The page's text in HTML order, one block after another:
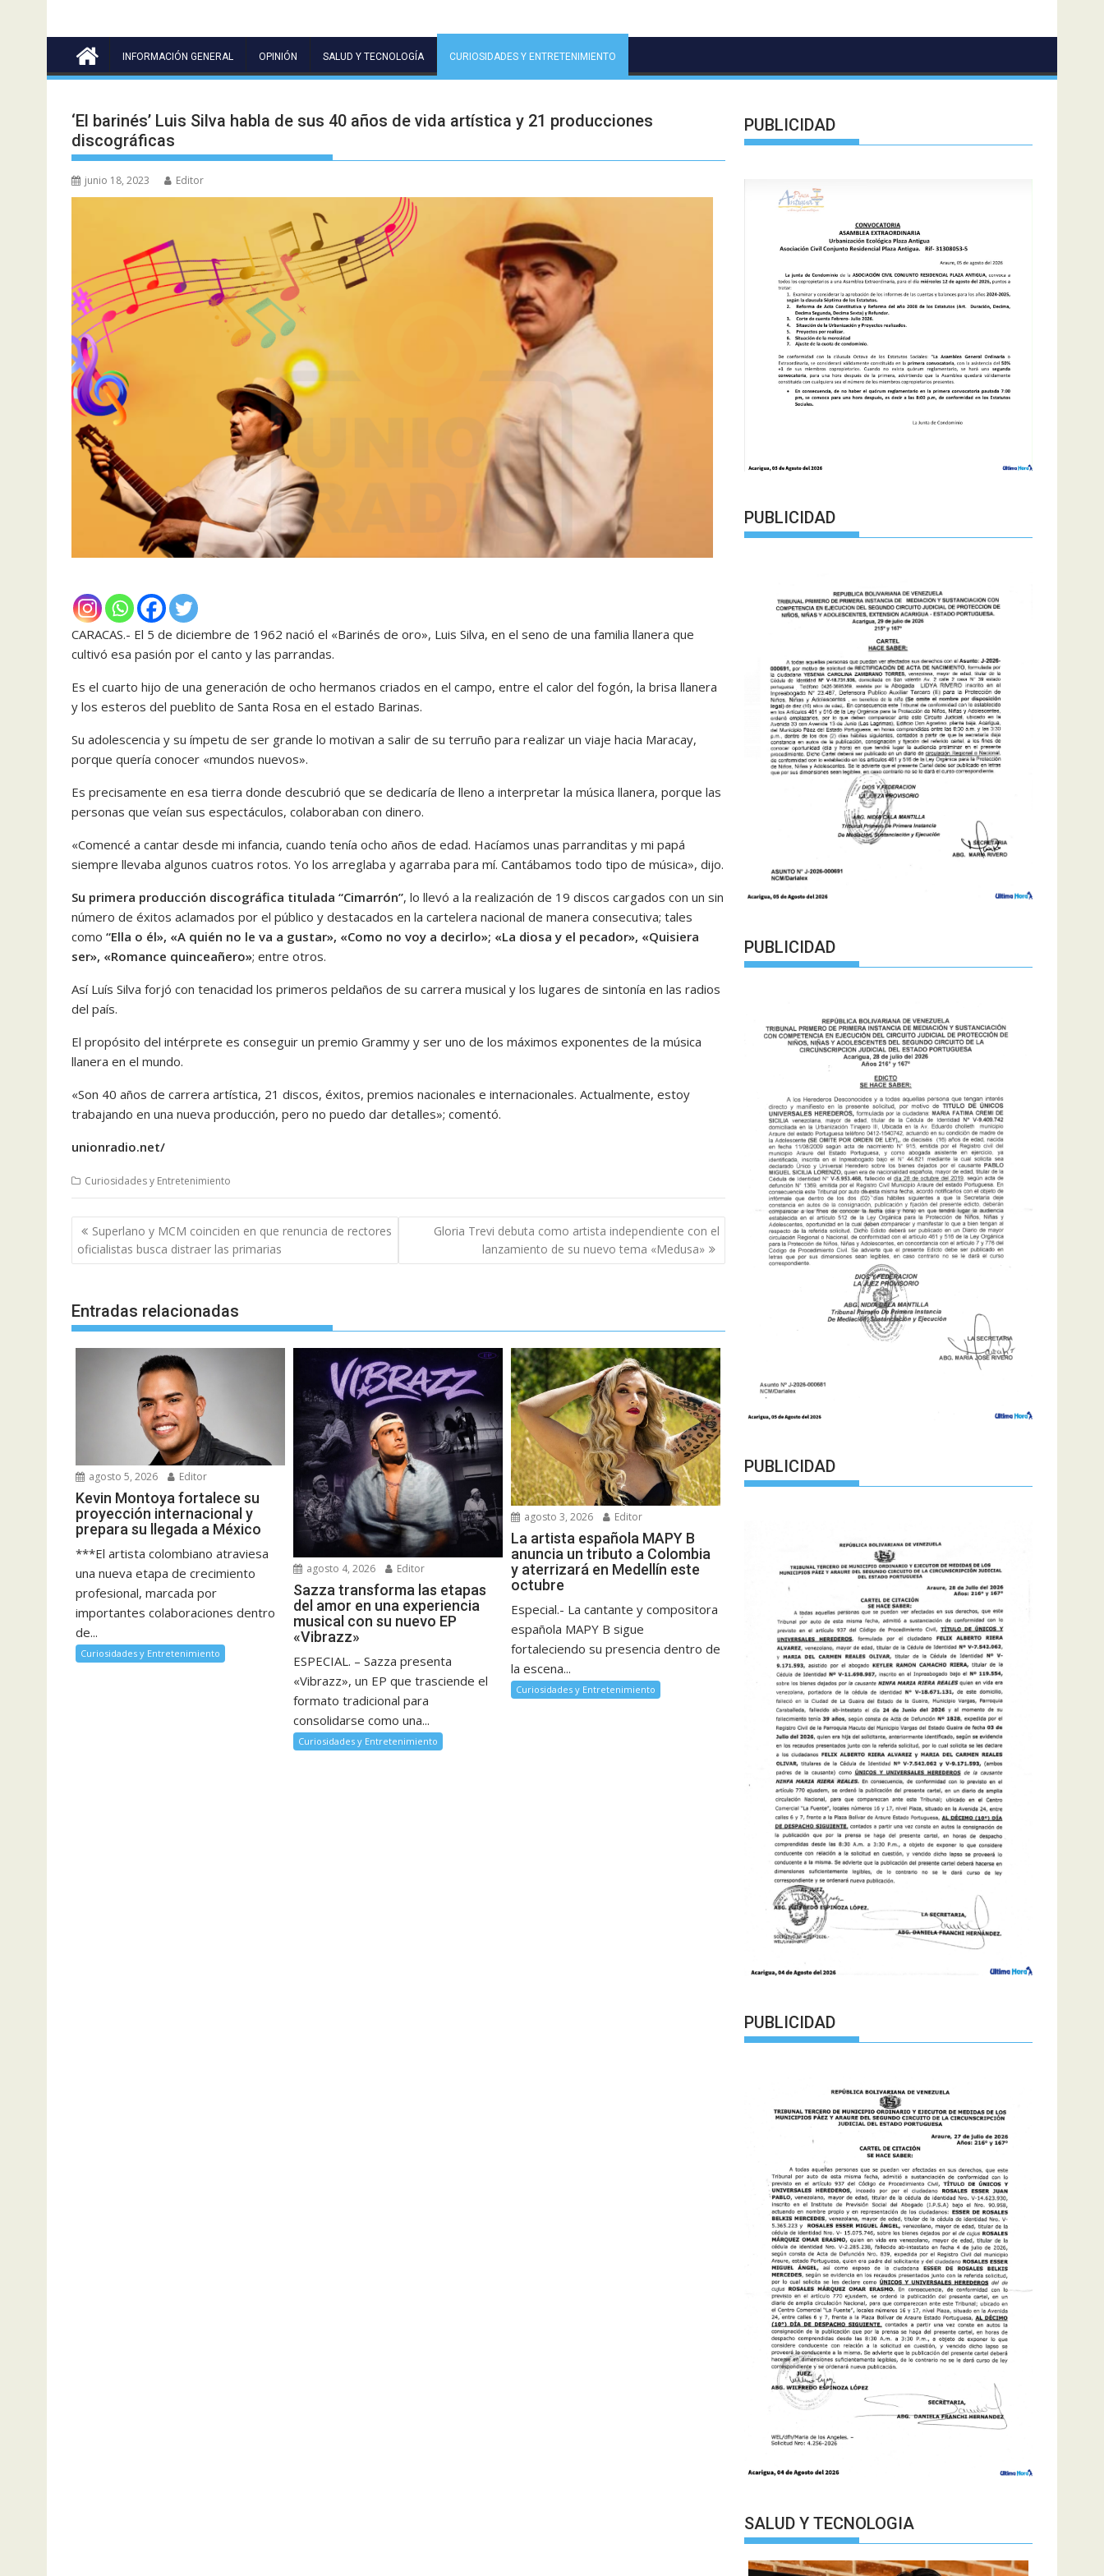
INFORMACIÓN GENERAL OPINIÓN SALUD Y TECNOLOGÍA CURIOSIDADES Y ENTRETENIMIENTO
‘El barinés’ Luis Silva habla de sus 40 años de vida artística y 21 producciones
discográficas
junio 18, 2023 Editor
CARACAS.- El 5 de diciembre de 1962 nació el «Barinés de oro», Luis Silva, en el seno de una familia llanera que
cultivó esa pasión por el canto y las parrandas.
Es el cuarto hijo de una generación de ocho hermanos criados en el campo, entre el calor del fogón, la brisa llanera
y los esteros del pueblito de Santa Rosa en el estado Barinas.
Su adolescencia y su ímpetu de ser grande lo motivan a salir de su terruño para realizar un viaje hacia Maracay,
porque quería conocer «mundos nuevos».
Es precisamente en esa tierra donde descubrió que se dedicaría de lleno a interpretar la música llanera, porque las
personas que veían sus espectáculos, colaboraban con dinero.
«Comencé a cantar desde mi infancia, cuando tenía ocho años de edad. Hacíamos unas parranditas y mi papá
siempre llevaba algunos cuatros rotos. Yo los arreglaba y agarraba para mí. Cantábamos todo tipo de música», dijo.
Su primera producción discográfica titulada “Cimarrón”, lo llevó a la realización de 19 discos cargados con un sin
número de éxitos aclamados por el público y destacados en la cartelera nacional de manera consecutiva; tales
como “Ella o él», «A quién no le va a gustar», «Como no voy a decirlo»; «La diosa y el pecador», «Quisiera
ser», «Romance quinceañero»; entre otros.
Así Luís Silva forjó con tenacidad los primeros peldaños de su carrera musical y los lugares de sintonía en las radios
del país.
El propósito del intérprete es conseguir un premio Grammy y ser uno de los máximos exponentes de la música
llanera en el mundo.
«Son 40 años de carrera artística, 21 discos, éxitos, premios nacionales e internacionales. Actualmente, estoy
trabajando en una nueva producción, pero no puedo dar detalles»; comentó.
unionradio.net/
Curiosidades y Entretenimiento
Navegación
de
entradas
Superlano y MCM coinciden en que renuncia de rectores
oficialistas busca distraer las primarias
Gloria Trevi debuta como artista independiente con el
lanzamiento de su nuevo tema «Medusa»
Entradas relacionadas
agosto 5, 2026 Editor
Kevin Montoya fortalece su
proyección internacional y
prepara su llegada a México
***El artista colombiano atraviesa
una nueva etapa de crecimiento
profesional, marcada por
importantes colaboraciones dentro
de...
Curiosidades y Entretenimiento
agosto 4, 2026 Editor
Sazza transforma las etapas
del amor en una experiencia
musical con su nuevo EP
«Vibrazz»
ESPECIAL. – Sazza presenta
«Vibrazz», un EP que trasciende el
formato tradicional para
consolidarse como una...
Curiosidades y Entretenimiento
agosto 3, 2026 Editor
La artista española MAPY B
anuncia un tributo a Colombia
y aterrizará en Medellín este
octubre
Especial.- La cantante y compositora
española MAPY B sigue
fortaleciendo su presencia dentro de
la escena...
Curiosidades y Entretenimiento
PUBLICIDAD
PUBLICIDAD
PUBLICIDAD
PUBLICIDAD
PUBLICIDAD
SALUD Y TECNOLOGIA